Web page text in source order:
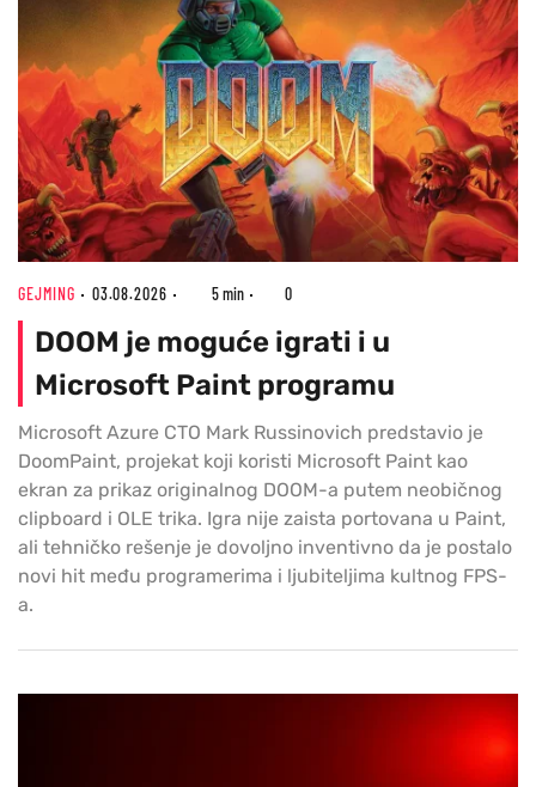
GEJMING 03.08.2026 5 min 0
DOOM je moguće igrati i u
Microsoft Paint programu
Microsoft Azure CTO Mark Russinovich predstavio je
DoomPaint, projekat koji koristi Microsoft Paint kao
ekran za prikaz originalnog DOOM-a putem neobičnog
clipboard i OLE trika. Igra nije zaista portovana u Paint,
ali tehničko rešenje je dovoljno inventivno da je postalo
novi hit među programerima i ljubiteljima kultnog FPS-
a.